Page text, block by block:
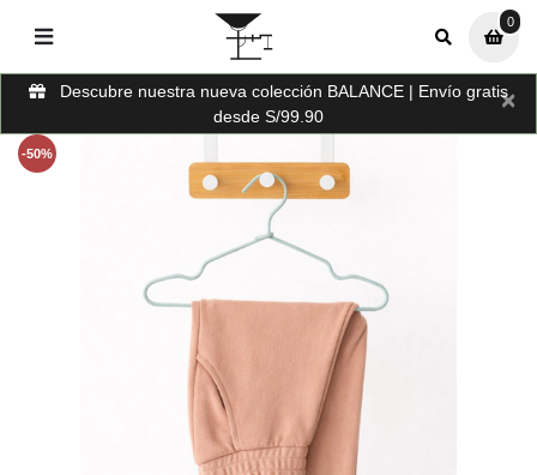
0
0
Descubre nuestra nueva colección BALANCE | Envío gratis
desde S/99.90
×
-50%